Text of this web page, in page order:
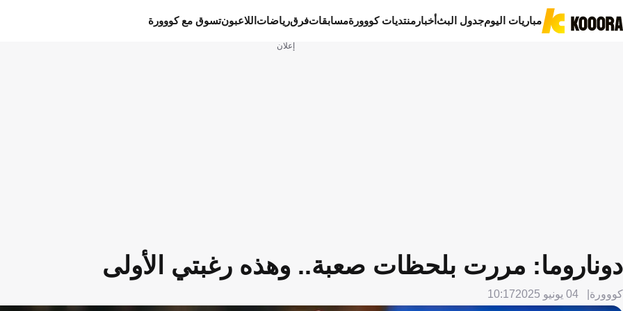
مباريات اليومجدول البثأخبار منتديات كووورةمسابقاتفرقرياضات اللاعبونتسوق مع كووورة
إعلان
دوناروما: مررت بلحظات صعبة.. وهذه رغبتي الأولى
كووورة 04 يونيو 2025 10:17